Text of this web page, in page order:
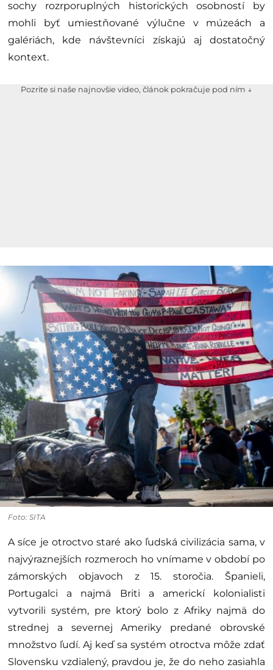
sochy rozrporuplných historických osobností by
mohli byť umiestňované výlučne v múzeách a
galériách, kde návštevníci získajú aj dostatočný
kontext.
Pozrite si naše najnovšie video, článok pokračuje pod ním ↓
Foto: SITA
A síce je otroctvo staré ako ľudská civilizácia sama, v
najvýraznejších rozmeroch ho vnímame v období po
zámorských objavoch z 15. storočia. Španieli,
Portugalci a najmä Briti a americkí kolonialisti
vytvorili systém, pre ktorý bolo z Afriky najmä do
strednej a severnej Ameriky predané obrovské
množstvo ľudí. Aj keď sa systém otroctva môže zdať
Slovensku vzdialený, pravdou je, že do neho zasiahla